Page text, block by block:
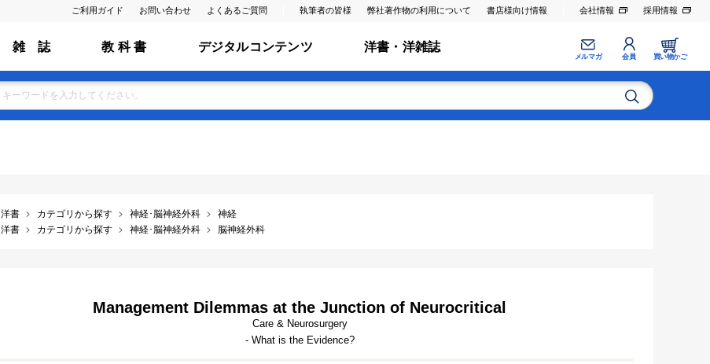
ご利用ガイド お問い合わせ よくあるご質問 執筆者の皆様 弊社著作物の利用について 書店様向け情報 会社情報 採用情報
雑 誌 教 科 書 デジタルコンテンツ 洋書・洋雑誌
メルマガ 会員 買い物かご
洋書 カテゴリから探す 神経･脳神経外科
神経
洋書 カテゴリから探す 神経･脳神経外科 脳神経外科
Management Dilemmas at the Junction of Neurocritical
Care & Neurosurgery
- What is the Evidence?